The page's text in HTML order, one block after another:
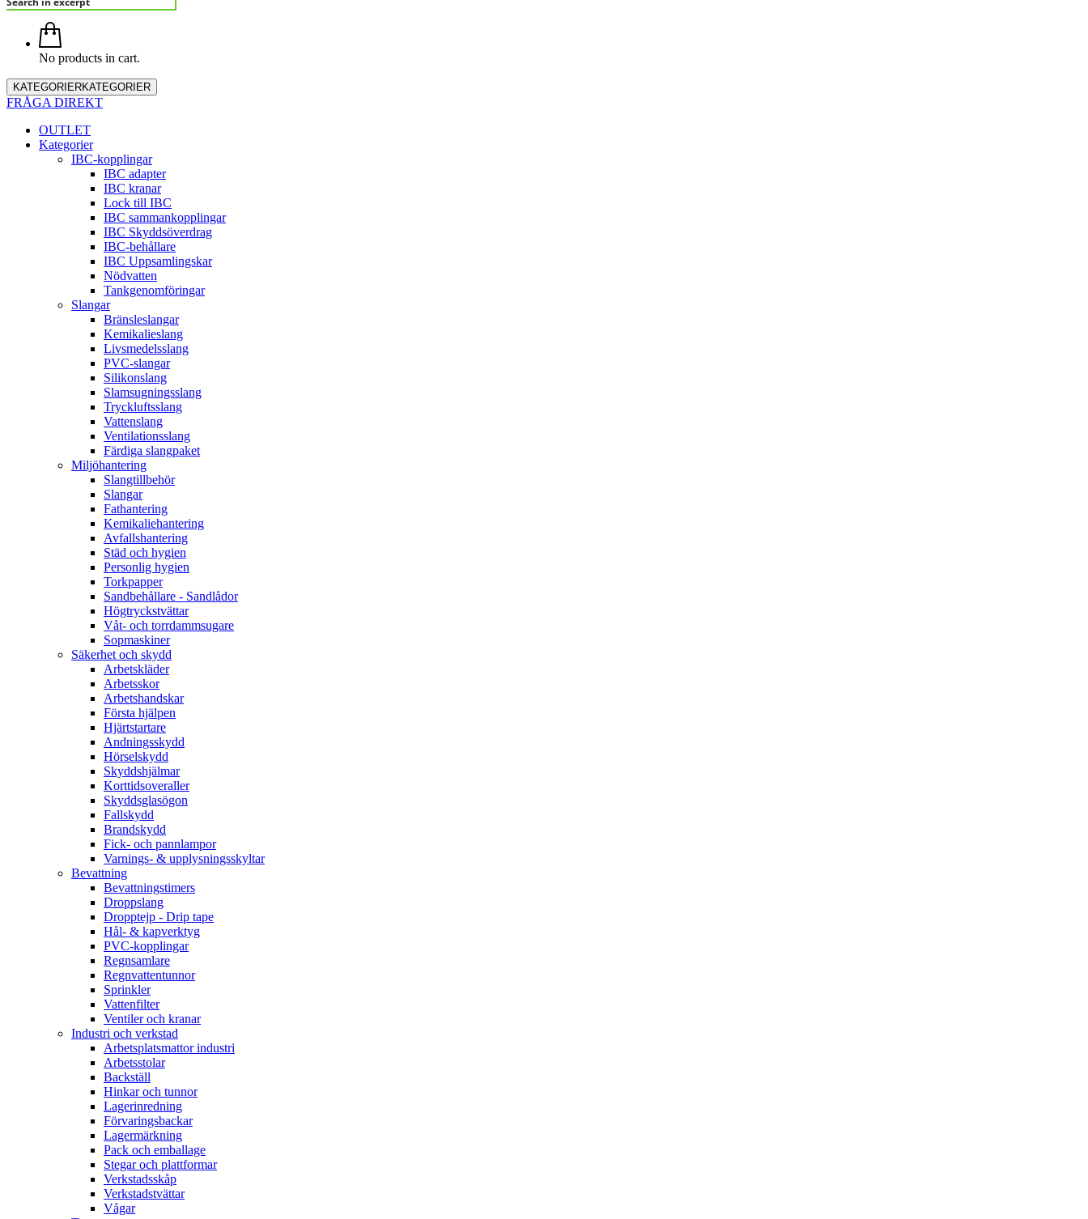
No products in cart.
KATEGORIERKATEGORIER
FRÅGA DIREKT
OUTLET
Kategorier
IBC-kopplingar
IBC adapter
IBC kranar
Lock till IBC
IBC sammankopplingar
IBC Skyddsöverdrag
IBC-behållare
IBC Uppsamlingskar
Nödvatten
Tankgenomföringar
Slangar
Bränsleslangar
Kemikalieslang
Livsmedelsslang
PVC-slangar
Silikonslang
Slamsugningsslang
Tryckluftsslang
Vattenslang
Ventilationsslang
Färdiga slangpaket
Miljöhantering
Slangtillbehör
Slangar
Fathantering
Kemikaliehantering
Avfallshantering
Städ och hygien
Personlig hygien
Torkpapper
Sandbehållare - Sandlådor
Högtryckstvättar
Våt- och torrdammsugare
Sopmaskiner
Säkerhet och skydd
Arbetskläder
Arbetsskor
Arbetshandskar
Första hjälpen
Hjärtstartare
Andningsskydd
Hörselskydd
Skyddshjälmar
Korttidsoveraller
Skyddsglasögon
Fallskydd
Brandskydd
Fick- och pannlampor
Varnings- & upplysningsskyltar
Bevattning
Bevattningstimers
Droppslang
Dropptejp - Drip tape
Hål- & kapverktyg
PVC-kopplingar
Regnsamlare
Regnvattentunnor
Sprinkler
Vattenfilter
Ventiler och kranar
Industri och verkstad
Arbetsplatsmattor industri
Arbetsstolar
Backställ
Hinkar och tunnor
Lagerinredning
Förvaringsbackar
Lagermärkning
Pack och emballage
Stegar och plattformar
Verkstadsskåp
Verkstadstvättar
Vågar